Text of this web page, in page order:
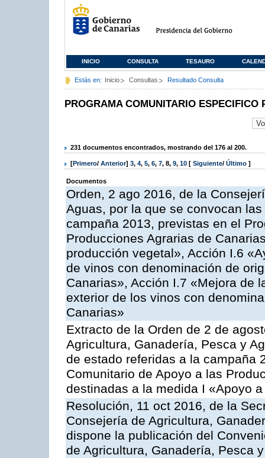
INICIO CONSULTA TESAURO
Estás en: Inicio Consultas Resultado Consulta
PROGRAMA COMUNITARIO ESPECIFICO
231 documentos encontrados, mostrando del 176 al 200.
[Primero/ Anterior] 3, 4, 5, 6, 7, 8, 9, 10 [ Siguiente/ Último ]
Documentos
Orden, 2 ago 2016, de la
Aguas, por la que se convocan
campaña 2013, previstas en el
Producciones Agrarias de
producción vegetal», Acción I.6
de vinos con denominación de
Canarias», Acción I.7 «Mejora de
exterior de los vinos con
Canarias»
Extracto de la Orden de 2 de
Agricultura, Ganadería, Pesca y
de estado referidas a la campaña
Comunitario de Apoyo a las
destinadas a la medida I «Apoyo
Resolución, 11 oct 2016, de la
Consejería de Agricultura,
dispone la publicación del
de Agricultura, Ganadería, Pesca